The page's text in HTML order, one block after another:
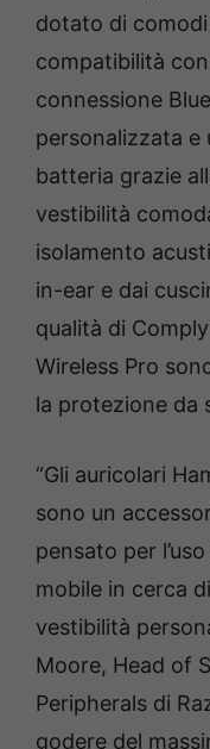
dotato di
compatibilità con
connessione
personalizzata e
batteria grazie
vestibilità
isolamento
in-ear e dai
qualità di
Wireless Pro
la protezione da
“Gli auricolari
sono un
pensato per
mobile in cerca
vestibilità
Moore, Head of
Peripherals di
godere del